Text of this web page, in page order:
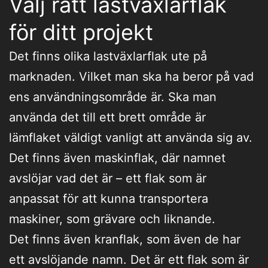
för ditt projekt
Det finns olika lastväxlarflak ute på
marknaden. Vilket man ska ha beror på vad
ens användningsområde är. Ska man
använda det till ett brett område är
lämflaket väldigt vanligt att använda sig av.
Det finns även maskinflak, där namnet
avslöjar vad det är – ett flak som är
anpassat för att kunna transportera
maskiner, som grävare och liknande.
Det finns även kranflak, som även de har
ett avslöjande namn. Det är ett flak som är